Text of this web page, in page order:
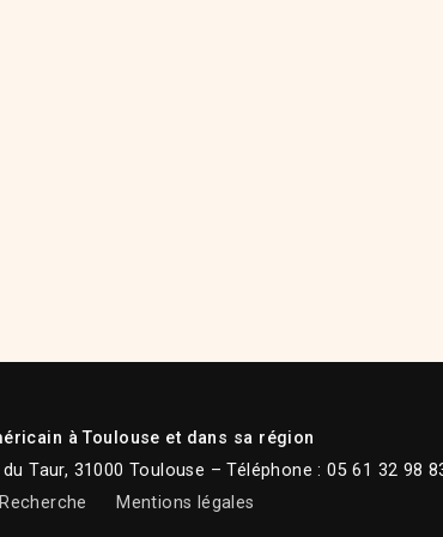
à Toulouse et dans sa région
du Taur, 31000 Toulouse – Téléphone : 05 61 32 98
Recherche Mentions légales